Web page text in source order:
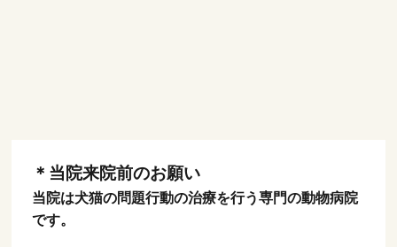
＊当院来院前のお願い
当院は犬猫の問題行動の治療を行う専門の動物病院
です。